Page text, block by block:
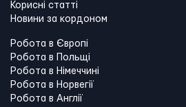
Корисні статті
Новини за кордоном
Робота в Європі
Робота в Польщі
Робота в Німеччині
Робота в Норвегії
Робота в Англії